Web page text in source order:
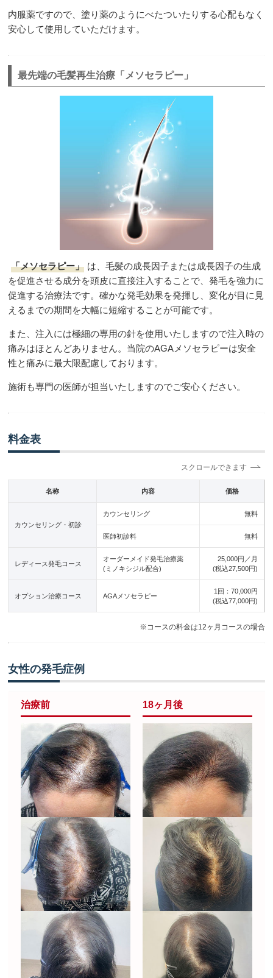
内服薬ですので、塗り薬のようにべたついたりする心配もなく
安心して使用していただけます。
最先端の毛髪再生治療「メソセラピー」
「メソセラピー」 は、毛髪の成長因子または成長因子の生成
を促進させる成分を頭皮に直接注入することで、発毛を強力に
促進する治療法です。確かな発毛効果を発揮し、変化が目に見
えるまでの期間を大幅に短縮することが可能です。
また、注入には極細の専用の針を使用いたしますので注入時の
痛みはほとんどありません。当院のAGAメソセラピーは安全
性と痛みに最大限配慮しております。
施術も専門の医師が担当いたしますのでご安心ください。
料金表
名称 内容 価格
カウンセリング・初診
カウンセリング 無料
医師初診料 無料
レディース発毛コース
オーダーメイド発毛治療薬
(ミノキシジル配合)
25,000円／月
(税込27,500円)
オプション治療コース AGAメソセラピー
1回：70,000円
(税込77,000円)
※コースの料金は12ヶ月コースの場合
女性の発毛症例
治療前 18ヶ月後